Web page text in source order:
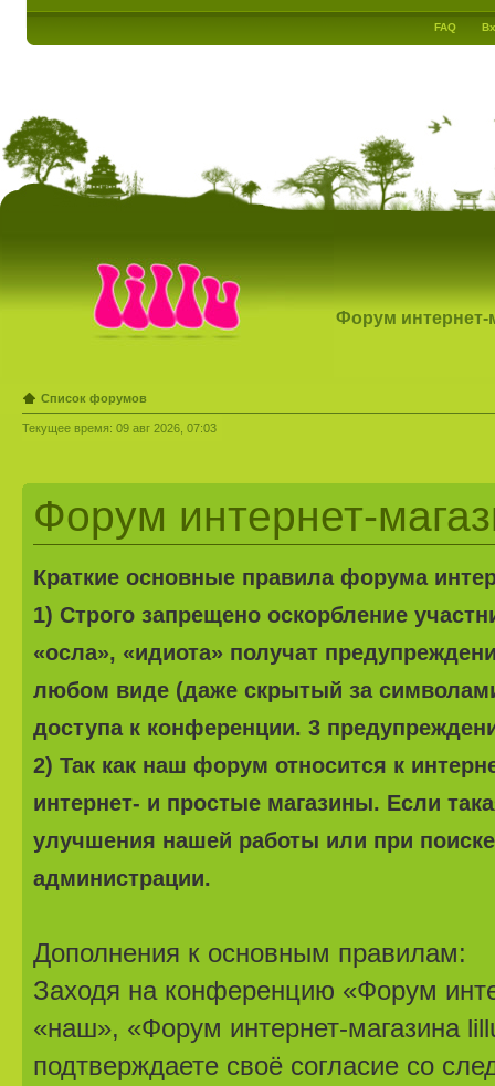
FAQ
Форум интернет-
Список форумов
Текущее время: 09 авг 2026, 07:03
Форум интернет-
Краткие основные правила форума
1) Строго запрещено оскорбление
«осла», «идиота» получат
любом виде (даже скрытый за
доступа к конференции. 3
2) Так как наш форум относится к
интернет- и простые магазины. Если
улучшения нашей работы или при
администрации.
Дополнения к основным правилам:
Заходя на конференцию «Форум
«наш», «Форум интернет-магазина
подтверждаете своё согласие со